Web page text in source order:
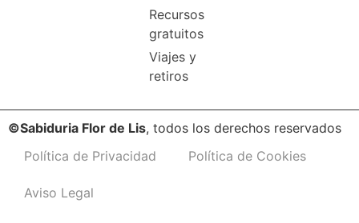
Recursos
gratuitos
Viajes y
retiros
©Sabiduria Flor de Lis, todos los derechos reservados
Política de Privacidad
Política de Cookies
Aviso Legal